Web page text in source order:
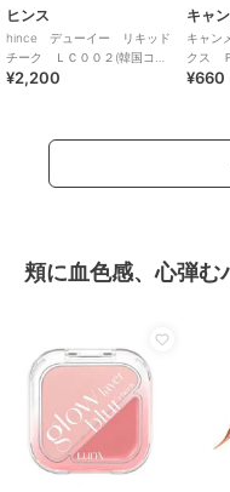
ヒンス
hince デューイー リキッド
チーク ＬＣ００２(韓国コス
メ)
¥2,200
キャ
キャン
クス
¥660
頬に血色感、心弾む